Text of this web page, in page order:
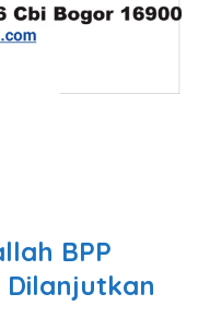
BPP
Dilanjutkan